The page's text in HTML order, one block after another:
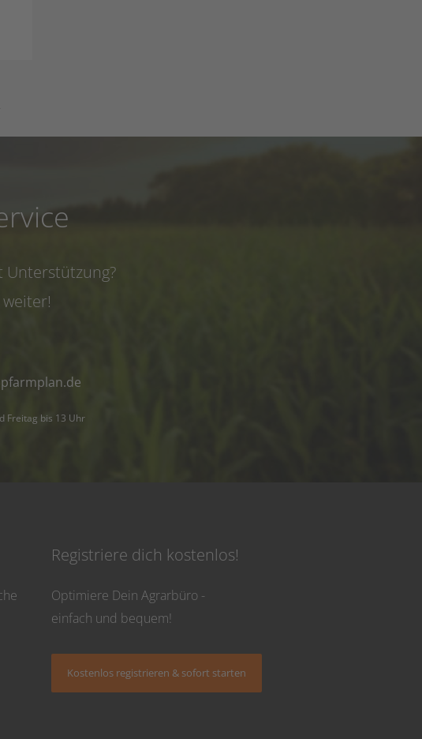
Unterstützung?
Freitag bis 13 Uhr
Registriere dich kostenlos!
Optimiere Dein Agrarbüro -
einfach und bequem!
Kostenlos registrieren & sofort starten